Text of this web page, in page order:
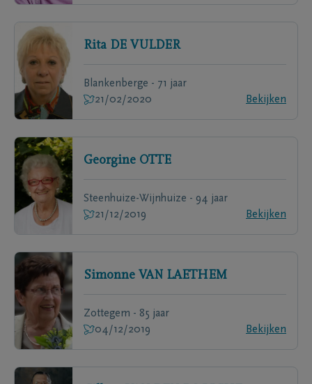
Rita DE VULDER
Blankenberge - 71 jaar
21/02/2020
Bekijken
Georgine OTTE
Steenhuize-Wijnhuize - 94 jaar
21/12/2019
Bekijken
Simonne VAN LAETHEM
Zottegem - 85 jaar
04/12/2019
Bekijken